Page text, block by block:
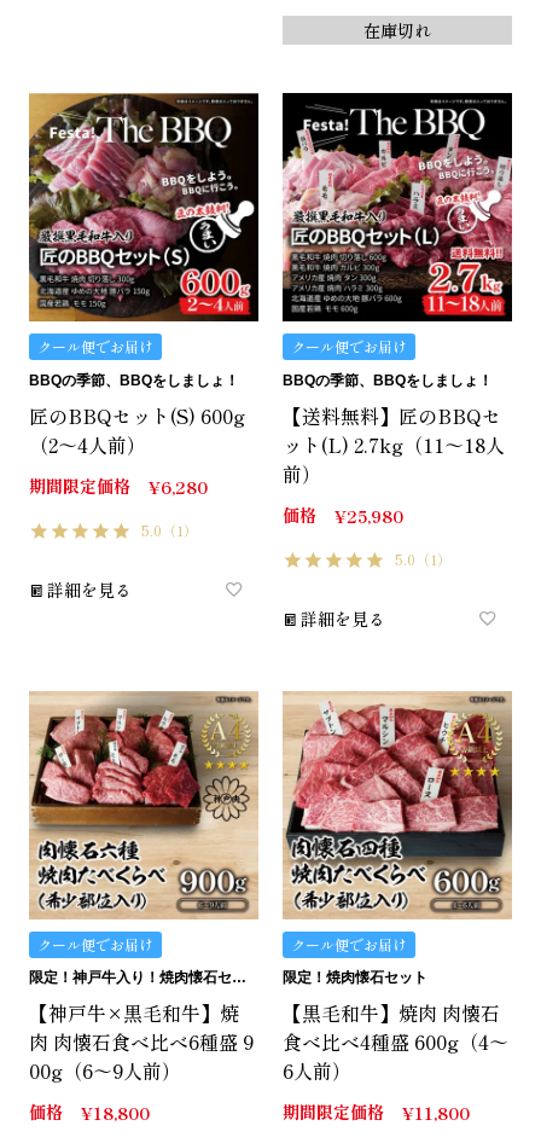
在庫切れ
クール便でお届け
BBQの季節、BBQをしましょ！
匠のBBQセット(S) 600g
（2～4人前）
期間限定価格 ¥6,280
5.0 （1）
詳細を見る
クール便でお届け
BBQの季節、BBQをしましょ！
【送料無料】匠のBBQセ
ット(L) 2.7kg（11～18人
前）
価格 ¥25,980
5.0 （1）
詳細を見る
クール便でお届け
限定！神戸牛入り！焼肉懐石セット
【神戸牛×黒毛和牛】焼
肉 肉懐石食べ比べ6種盛 9
00g（6～9人前）
価格 ¥18,800
クール便でお届け
限定！焼肉懐石セット
【黒毛和牛】焼肉 肉懐石
食べ比べ4種盛 600g（4～
6人前）
期間限定価格 ¥11,800